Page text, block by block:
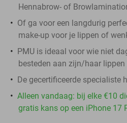
Hennabrow- of
Of ga voor een langdurig
make-up voor je lippen of
PMU is ideaal voor wie niet
besteden aan zijn/haar
De gecertificeerde specialiste
Alleen vandaag: bij elke €10
gratis kans op een iPhone 17